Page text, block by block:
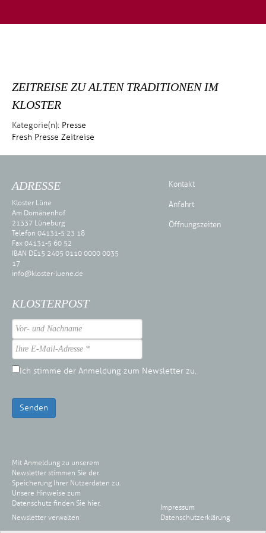
ZEITREISE ZU ALTEN TRADITIONEN IM
KLOSTER
Kategorie(n): Presse
Fresh Presse Zeitreise
ADRESSE
Kloster Lüne
Am Domänenhof
21337 Lüneburg
Telefon 04131-5 23 18
Fax 04131-5 60 52
IBAN DE15 2405 0110 0000 0035
17
info@kloster-luene.de
Kontakt
Anfahrt
Öffnungszeiten
KLOSTERPOST
Ich stimme der Anmeldung zum Newsletter zu.
Senden
Mit Anmeldung zu unserem
Newsletter stimmen Sie der
Speicherung Ihrer Nutzerdaten zu.
Unsere Hinweise zum
Datenschutz finden Sie hier.
Newsletter verwalten
Impressum
Datenschutzerklärung